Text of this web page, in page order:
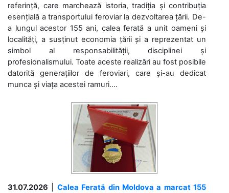
referință, care marchează istoria, tradiția și contribuția
esențială a transportului feroviar la dezvoltarea țării. De-
a lungul acestor 155 ani, calea ferată a unit oameni și
localități, a susținut economia țării și a reprezentat un
simbol al responsabilității, disciplinei și
profesionalismului. Toate aceste realizări au fost posibile
datorită generațiilor de feroviari, care și-au dedicat
munca și viața acestei ramuri....
31.07.2026
Calea Ferată din Moldova a marcat 155